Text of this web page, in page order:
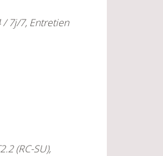
/ 7j/7, Entretien
(RC-SU),